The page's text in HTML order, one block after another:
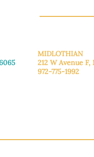
MIDLOTHIAN
212 W Avenue F,
972-775-1992